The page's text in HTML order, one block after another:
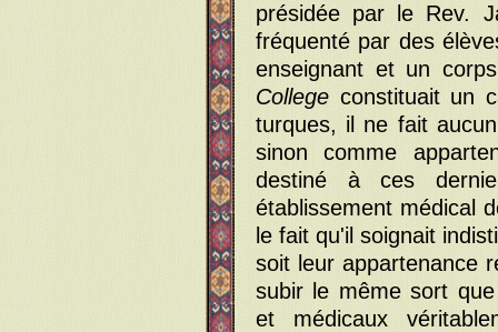
présidée par le Rev.
fréquenté par des
enseignant et un
College constituait un
turques, il ne fait
sinon comme
destiné à ces
établissement médical
le fait qu'il soignait
soit leur appartenance
subir le même sort
et médicaux